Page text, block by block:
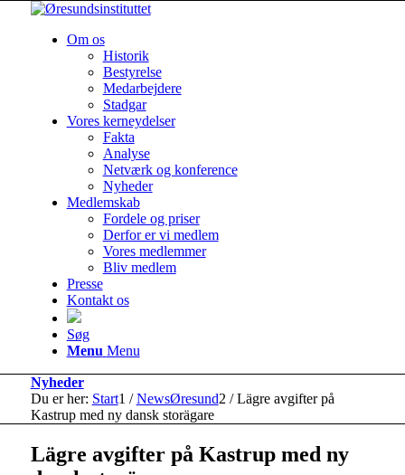
Om os
Historik
Bestyrelse
Medarbejdere
Stadgar
Vores kerneydelser
Fakta
Analyse
Netværk og konference
Nyheder
Medlemskab
Fordele og priser
Derfor er vi medlem
Vores medlemmer
Bliv medlem
Presse
Kontakt os
Søg
Menu Menu
Nyheder
Du er her: Start1 / NewsØresund2 / Lägre avgifter på
Kastrup med ny dansk storägare
Lägre avgifter på Kastrup med ny